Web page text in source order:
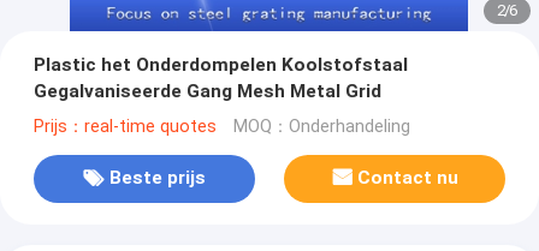
2/6
Plastic het Onderdompelen Koolstofstaal
Gegalvaniseerde Gang Mesh Metal Grid
Prijs：real-time quotes MOQ：Onderhandeling
Beste prijs Contact nu